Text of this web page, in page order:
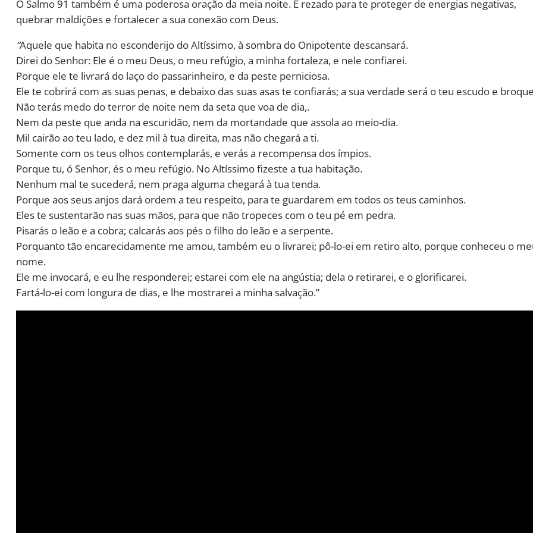
O Salmo 91 também é uma poderosa oração da meia noite. É rezado para te proteger de energias negativas,
quebrar maldições e fortalecer a sua conexão com Deus.
“Aquele que habita no esconderijo do Altíssimo, à sombra do Onipotente descansará.
Direi do Senhor: Ele é o meu Deus, o meu refúgio, a minha fortaleza, e nele confiarei.
Porque ele te livrará do laço do passarinheiro, e da peste perniciosa.
Ele te cobrirá com as suas penas, e debaixo das suas asas te confiarás; a sua verdade será o teu escudo e
Não terás medo do terror de noite nem da seta que voa de dia,.
Nem da peste que anda na escuridão, nem da mortandade que assola ao meio-dia.
Mil cairão ao teu lado, e dez mil à tua direita, mas não chegará a ti.
Somente com os teus olhos contemplarás, e verás a recompensa dos ímpios.
Porque tu, ó Senhor, és o meu refúgio. No Altíssimo fizeste a tua habitação.
Nenhum mal te sucederá, nem praga alguma chegará à tua tenda.
Porque aos seus anjos dará ordem a teu respeito, para te guardarem em todos os teus caminhos.
Eles te sustentarão nas suas mãos, para que não tropeces com o teu pé em pedra.
Pisarás o leão e a cobra; calcarás aos pés o filho do leão e a serpente.
Porquanto tão encarecidamente me amou, também eu o livrarei; pô-lo-ei em retiro alto, porque conheceu o
nome.
Ele me invocará, e eu lhe responderei; estarei com ele na angústia; dela o retirarei, e o glorificarei.
Fartá-lo-ei com longura de dias, e lhe mostrarei a minha salvação.”